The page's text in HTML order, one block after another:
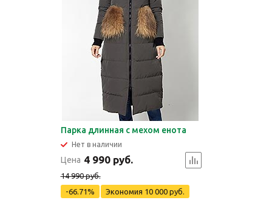
Парка длинная с мехом енота
Нет в наличии
Цена 4 990 руб.
14 990 руб.
-66.71%
Экономия 10 000 руб.